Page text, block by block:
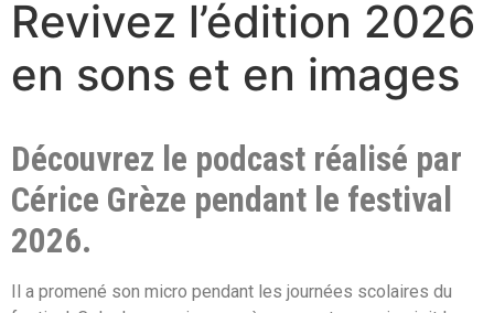
Revivez l’édition 2026
en sons et en images
Découvrez le podcast réalisé par
Cérice Grèze pendant le festival
2026.
Il a promené son micro pendant les journées scolaires du